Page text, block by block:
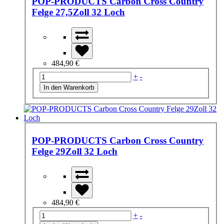
Felge 27,5Zoll 32 Loch
484,90 €
+ -
POP-PRODUCTS Carbon Cross Country
Felge 29Zoll 32 Loch
484,90 €
+ -